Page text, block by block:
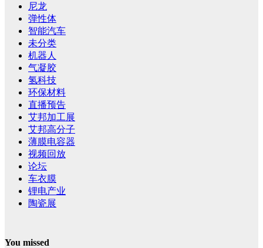
尼龙
弹性体
智能汽车
未分类
机器人
气凝胶
氢科技
环保材料
直播预告
艾邦加工展
艾邦高分子
薄膜电容器
视频回放
论坛
车衣膜
锂电产业
陶瓷展
You missed